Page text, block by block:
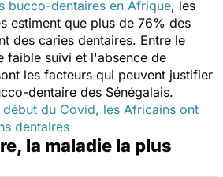
bucco-dentaires en Afrique, les
estiment que plus de 76% des
des caries dentaires. Entre le
faible suivi et l'absence de
les facteurs qui peuvent justifier
dentaire des Sénégalais.
début du Covid, les Africains ont
dentaires
la maladie la plus